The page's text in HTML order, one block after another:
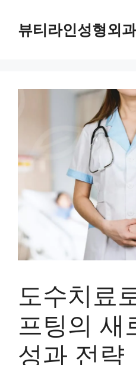
뷰티라인성형외과
도수치료
프팅의 새
성과 전략